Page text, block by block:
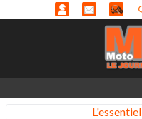
L'essentiel